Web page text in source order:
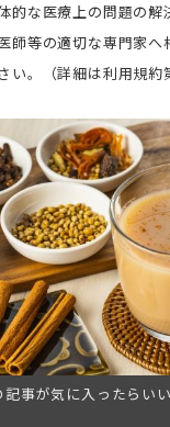
的な医療上の問題の解
師等の適切な専門家へ
い。（詳細は利用規約
記事が気に入ったらいい